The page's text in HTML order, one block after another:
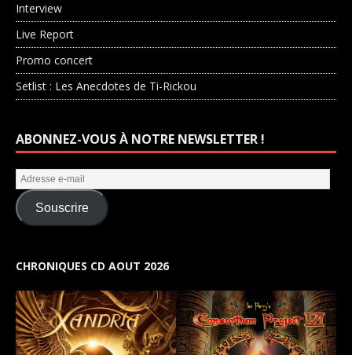
Interview
Live Report
Promo concert
Setlist : Les Anecdotes de Ti-Rickou
ABONNEZ-VOUS À NOTRE NEWSLETTER !
Souscrire
CHRONIQUES CD AOUT 2026